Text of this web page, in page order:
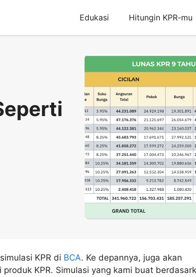
Edukasi Hitungin KPR-mu
KPR di BCA. Ke depannya, juga akan
KPR. Simulasi yang kami buat